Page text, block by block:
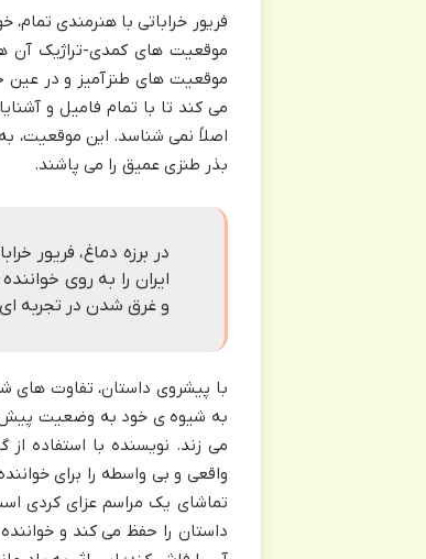
فریور خراباتی با هنرمندی
موقعیت های کمدی-تراژیک آن
موقعیت های طنزآمیز و در
می کند تا با تمام فامیل و
اصلاً نمی شناسد. این موقعیت،
بذر طنزی عمیق را می پاشند.
در برزه دماغ، فریور
ایران را به روی
و غرق شدن در تجربه
با پیشروی داستان، تفاوت
به شیوه ی خود به وضعیت پیش
می زند. نویسنده با استفاده
واقعی و بی واسطه را برای
تماشای یک مراسم عزای کردی
داستان را حفظ می کند و